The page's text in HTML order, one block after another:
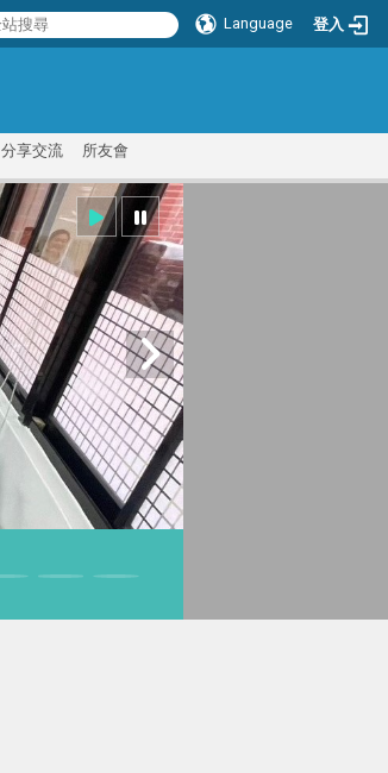
Language 登入
分享交流 所友會